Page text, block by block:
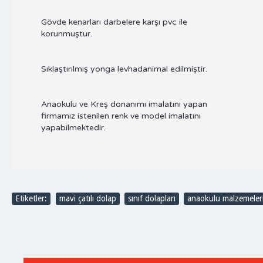
Gövde kenarları darbelere karşı pvc ile
korunmuştur.
Sıklaştırılmış yonga levhadanimal edilmiştir.
Anaokulu ve Kreş donanımı imalatını yapan
firmamız istenilen renk ve model imalatını
yapabilmektedir.
Etiketler: mavi çatılı dolap sınıf dolapları anaokulu malzemeleri